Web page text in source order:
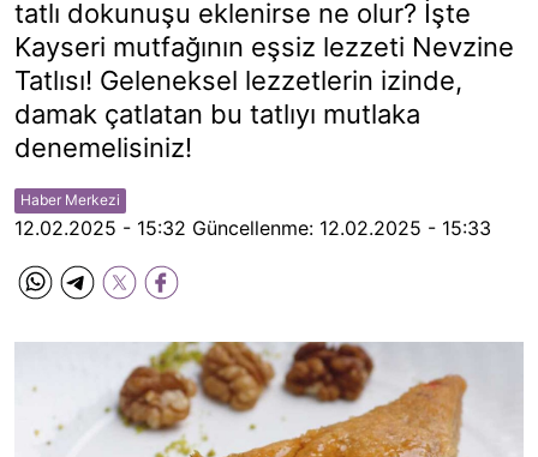
tatlı dokunuşu eklenirse ne olur? İşte
Kayseri mutfağının eşsiz lezzeti Nevzine
Tatlısı! Geleneksel lezzetlerin izinde,
damak çatlatan bu tatlıyı mutlaka
denemelisiniz!
Haber Merkezi
12.02.2025 - 15:32 Güncellenme: 12.02.2025 - 15:33